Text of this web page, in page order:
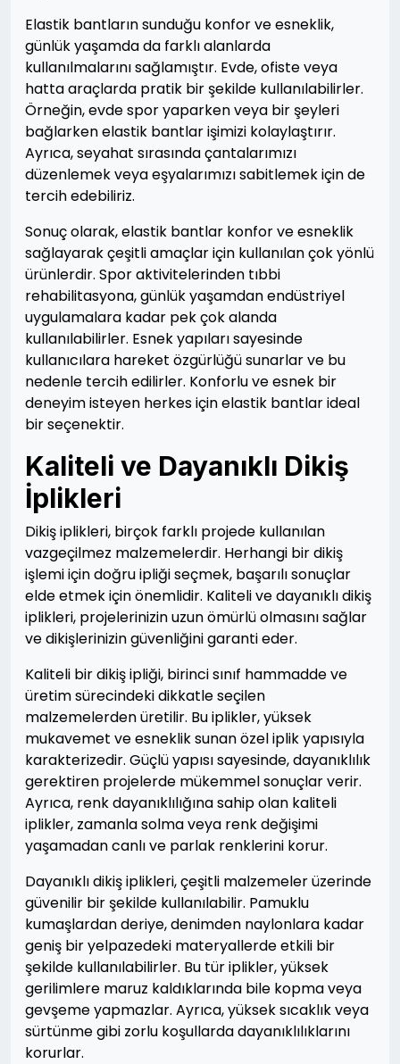
Elastik bantların sunduğu konfor ve esneklik,
günlük yaşamda da farklı alanlarda
kullanılmalarını sağlamıştır. Evde, ofiste veya
hatta araçlarda pratik bir şekilde kullanılabilirler.
Örneğin, evde spor yaparken veya bir şeyleri
bağlarken elastik bantlar işimizi kolaylaştırır.
Ayrıca, seyahat sırasında çantalarımızı
düzenlemek veya eşyalarımızı sabitlemek için de
tercih edebiliriz.
Sonuç olarak, elastik bantlar konfor ve esneklik
sağlayarak çeşitli amaçlar için kullanılan çok yönlü
ürünlerdir. Spor aktivitelerinden tıbbi
rehabilitasyona, günlük yaşamdan endüstriyel
uygulamalara kadar pek çok alanda
kullanılabilirler. Esnek yapıları sayesinde
kullanıcılara hareket özgürlüğü sunarlar ve bu
nedenle tercih edilirler. Konforlu ve esnek bir
deneyim isteyen herkes için elastik bantlar ideal
bir seçenektir.
Kaliteli ve Dayanıklı Dikiş
İplikleri
Dikiş iplikleri, birçok farklı projede kullanılan
vazgeçilmez malzemelerdir. Herhangi bir dikiş
işlemi için doğru ipliği seçmek, başarılı sonuçlar
elde etmek için önemlidir. Kaliteli ve dayanıklı dikiş
iplikleri, projelerinizin uzun ömürlü olmasını sağlar
ve dikişlerinizin güvenliğini garanti eder.
Kaliteli bir dikiş ipliği, birinci sınıf hammadde ve
üretim sürecindeki dikkatle seçilen
malzemelerden üretilir. Bu iplikler, yüksek
mukavemet ve esneklik sunan özel iplik yapısıyla
karakterizedir. Güçlü yapısı sayesinde, dayanıklılık
gerektiren projelerde mükemmel sonuçlar verir.
Ayrıca, renk dayanıklılığına sahip olan kaliteli
iplikler, zamanla solma veya renk değişimi
yaşamadan canlı ve parlak renklerini korur.
Dayanıklı dikiş iplikleri, çeşitli malzemeler üzerinde
güvenilir bir şekilde kullanılabilir. Pamuklu
kumaşlardan deriye, denimden naylonlara kadar
geniş bir yelpazedeki materyallerde etkili bir
şekilde kullanılabilirler. Bu tür iplikler, yüksek
gerilimlere maruz kaldıklarında bile kopma veya
gevşeme yapmazlar. Ayrıca, yüksek sıcaklık veya
sürtünme gibi zorlu koşullarda dayanıklılıklarını
korurlar.